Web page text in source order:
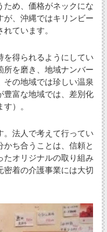
め、価格がネックにな
が、沖縄ではキリンビー
ています。
得られるようにしてい
所を磨き、地域ナンバー
その地域では珍しい温泉
豊富な地域では、差別化
）。
法人で考えて行ってい
ち合うことは、信頼と
たオリジナルの取り組み
密着の介護事業には大切